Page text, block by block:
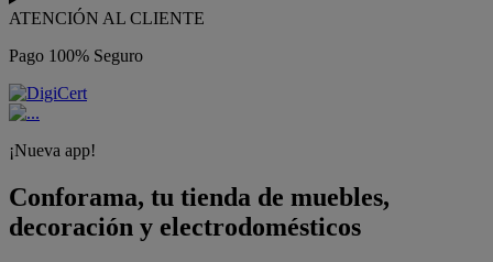
ATENCIÓN AL CLIENTE
Pago 100% Seguro
¡Nueva app!
Conforama, tu tienda de muebles,
decoración y electrodomésticos